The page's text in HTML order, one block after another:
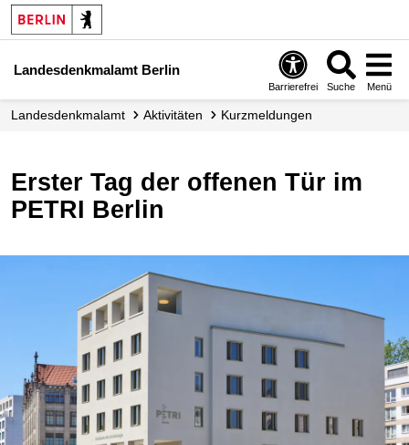
Landesdenkmalamt Berlin
Barrierefrei Suche Menü
Landesdenkmalamt Aktivitäten Kurzmeldungen
Erster Tag der offenen Tür im
PETRI Berlin